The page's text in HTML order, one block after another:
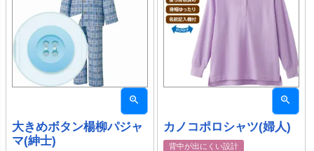
大きめボタン楊柳パジャ
マ(紳士)
カノコポロシャツ(婦人)
背中が出にくい設計